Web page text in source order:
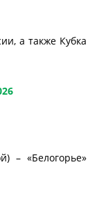
а также Кубка
– «Белогорье»